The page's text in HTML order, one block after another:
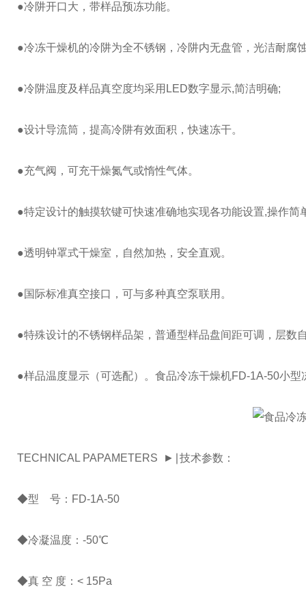
●冷阱开口大，带样品预冻功能。
●冷冻干燥机的冷阱为全不锈钢，冷阱内无盘管，光洁耐腐
●冷阱温度及样品真空度均采用LED数字显示,简洁明确;
●设计导流筒，提高冷阱有效面积，快速冻干。
●充气阀，可充干燥氮气或惰性气体。
●特定设计的触摸软键可快速准确地实现各功能设置,操作简
●透明钟罩式干燥室，自然加热，安全直观。
●国际标准真空接口，可与多种真空泵联用。
●特殊设计的不锈钢样品架，普通型样品盘间距可调，层数
●样品温度显示（可选配）。食品冷冻干燥机FD-1A-50小型
TECHNICAL PAPAMETERS ►∣技术参数：
◆型 号：FD-1A-50
◆冷凝温度：-50℃
◆真 空 度：< 15Pa